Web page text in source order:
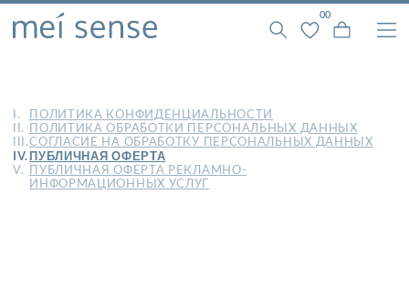
IV.
V.
ПУБЛИЧНАЯ ОФЕРТА
ПУБЛИЧНАЯ ОФЕРТА РЕКЛАМНО-
ИНФОРМАЦИОННЫХ УСЛУГ